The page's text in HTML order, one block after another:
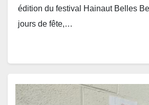
édition du festival Hainaut Belles
jours de fête,…